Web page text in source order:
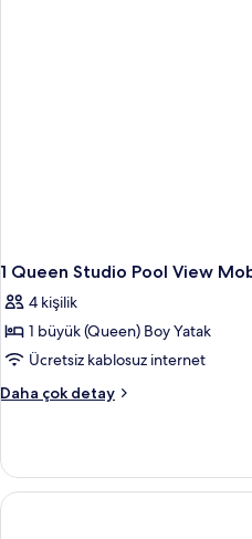
1 Queen Studio Pool View
4 kişilik
1 büyük (Queen) Boy Yatak
Ücretsiz kablosuz internet
Daha çok detay
1
View
Mob
Hear